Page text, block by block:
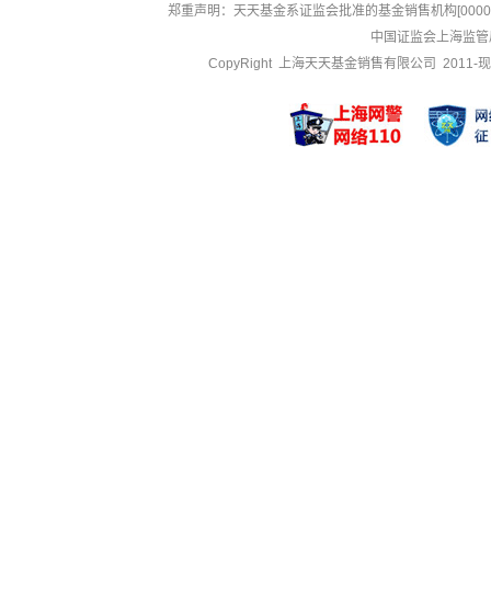
郑重声明：天天基金系证监会批准的基金销售机构
中国证监会上海监
CopyRight 上海天天基金销售有限公司 2011-